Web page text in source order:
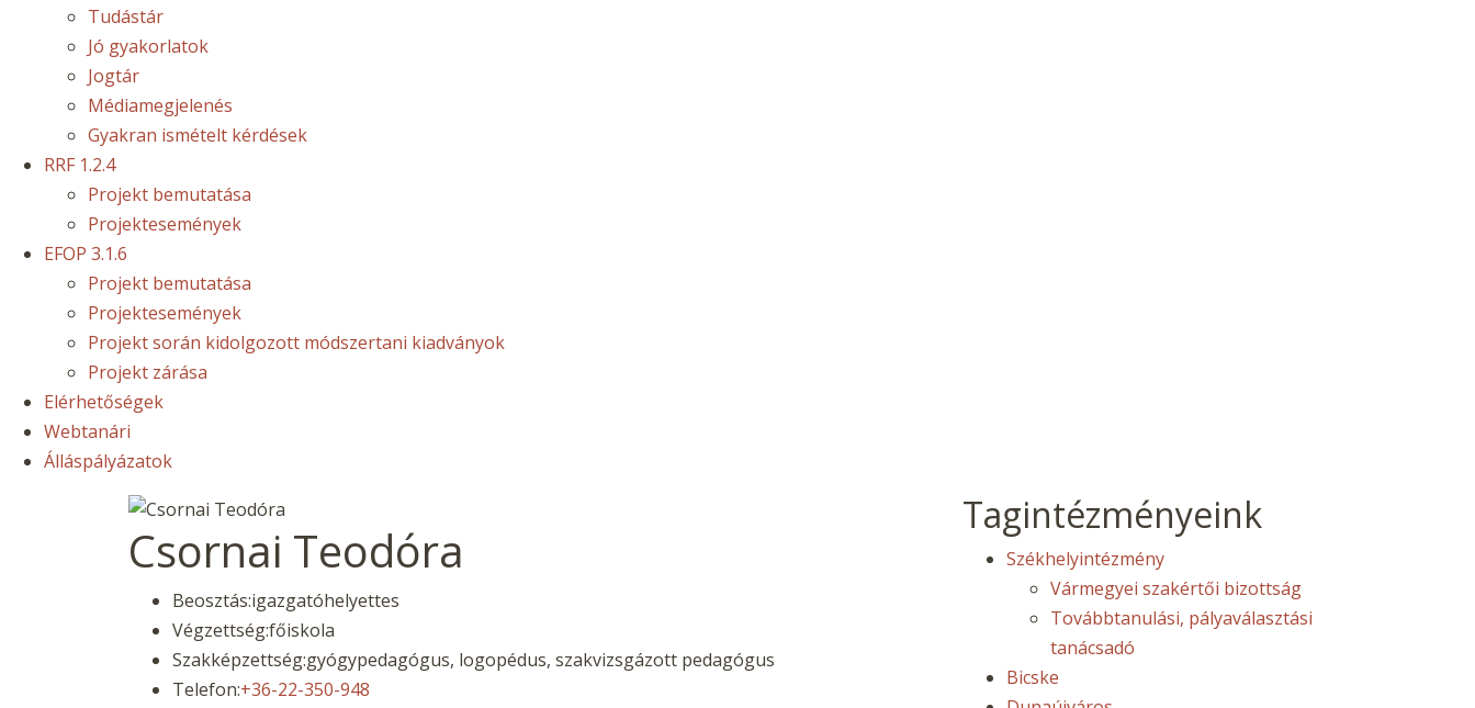
Tudástár
Jó gyakorlatok
Jogtár
Médiamegjelenés
Gyakran ismételt kérdések
RRF 1.2.4
Projekt bemutatása
Projektesemények
EFOP 3.1.6
Projekt bemutatása
Projektesemények
Projekt során kidolgozott módszertani kiadványok
Projekt zárása
Elérhetőségek
Webtanári
Álláspályázatok
Csornai Teodóra
Beosztás:igazgatóhelyettes
Végzettség:főiskola
Szakképzettség:gyógypedagógus, logopédus, szakvizsgázott pedagógus
Telefon:+36-22-350-948
Tagintézményeink
Székhelyintézmény
Vármegyei szakértői bizottság
Továbbtanulási, pályaválasztási
tanácsadó
Bicske